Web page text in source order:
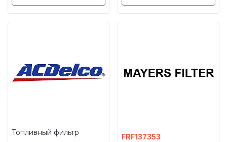
Топливный фильтр
FRF137353